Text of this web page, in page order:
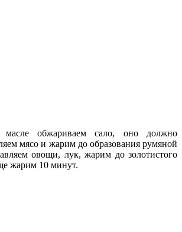
масле обжариваем сало, оно должно
мясо и жарим до образования румяной
овощи, лук, жарим до золотистого
жарим 10 минут.